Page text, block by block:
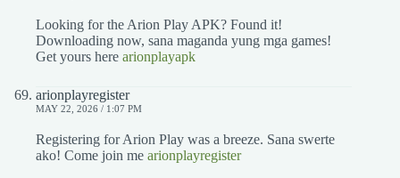
Looking for the Arion Play APK? Found it!
Downloading now, sana maganda yung mga games!
Get yours here arionplayapk
arionplayregister
MAY 22, 2026 / 1:07 PM
Registering for Arion Play was a breeze. Sana swerte
ako! Come join me arionplayregister